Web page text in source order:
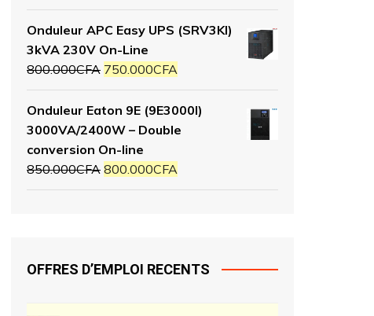
Onduleur APC Easy UPS (SRV3KI)
3kVA 230V On-Line
800.000CFA 750.000CFA
Onduleur Eaton 9E (9E3000I)
3000VA/2400W – Double
conversion On-line
850.000CFA 800.000CFA
OFFRES D’EMPLOI RECENTS